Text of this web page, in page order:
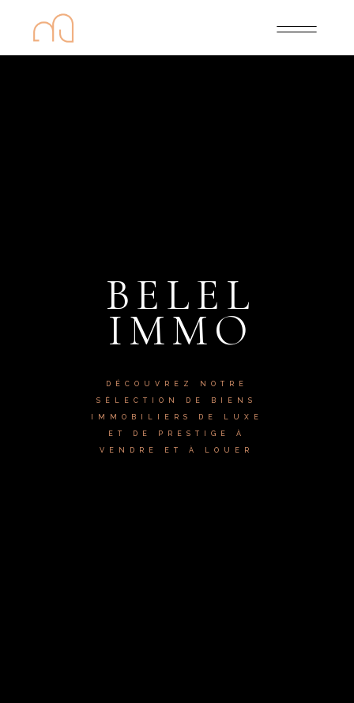
BELEL
IMMO
DÉCOUVREZ NOTRE
SÉLECTION DE BIENS
IMMOBILIERS DE LUXE
ET DE PRESTIGE À
VENDRE ET À LOUER